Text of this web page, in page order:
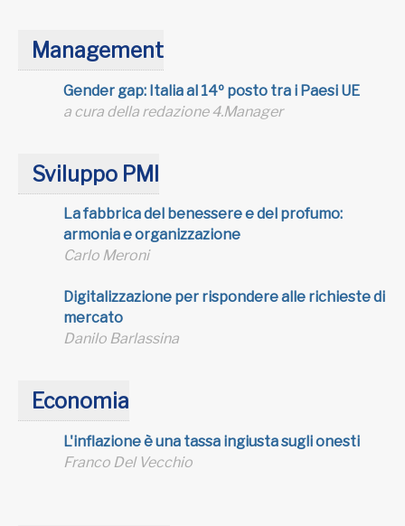
Management
Gender gap: Italia al 14º posto tra i Paesi UE
a cura della redazione 4.Manager
Sviluppo PMI
La fabbrica del benessere e del profumo:
armonia e organizzazione
Carlo Meroni
Digitalizzazione per rispondere alle richieste di
mercato
Danilo Barlassina
Economia
L'inflazione è una tassa ingiusta sugli onesti
Franco Del Vecchio